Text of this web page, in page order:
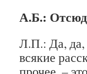
А.Б.:
Л.П.: Да, да,
всякие